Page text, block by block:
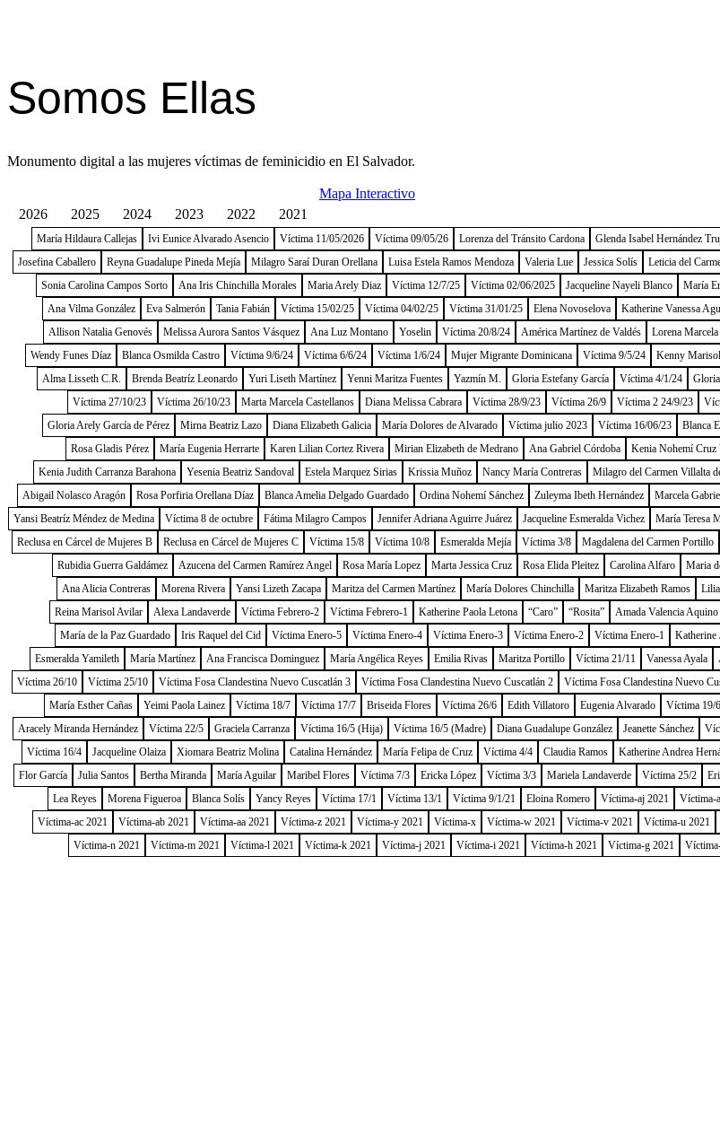
Somos Ellas
Monumento digital a las mujeres víctimas de feminicidio en El Salvador.
Mapa Interactivo
2026
2025 2024 2023 2022 2021
María Hildaura Callejas Ivi Eunice Alvarado Asencio Víctima 11/05/2026 Víctima 09/05/26 Lorenza del Tránsito Cardona Glenda Isabel Hernández
Josefina Caballero
Reyna Guadalupe Pineda Mejía Milagro Saraí Duran Orellana Luisa Estela Ramos Mendoza Valeria Lue Jessica Solís Leticia del
Sonia Carolina Campos Sorto
Ana Iris Chinchilla Morales Maria Arely Diaz Víctima 12/7/25 Víctima 02/06/2025 Jacqueline Nayeli Blanco María
Ana Vilma González
Eva Salmerón Tania Fabián Víctima 15/02/25 Víctima 04/02/25 Víctima 31/01/25 Elena Novoselova Katherine Vanessa
Allison Natalia Genovés
Melissa Aurora Santos Vásquez Ana Luz Montano Yoselin Víctima 20/8/24 América Martínez de Valdés Lorena
Wendy Funes Díaz
Blanca Osmilda Castro Víctima 9/6/24 Víctima 6/6/24 Víctima 1/6/24 Mujer Migrante Dominicana Víctima 9/5/24 Kenny
Alma Lisseth C.R.
Brenda Beatríz Leonardo Yuri Liseth Martínez Yenni Maritza Fuentes Yazmín M. Gloria Estefany García Víctima 4/1/24
Víctima 27/10/23
Víctima 26/10/23 Marta Marcela Castellanos Diana Melissa Cabrara Víctima 28/9/23 Víctima 26/9 Víctima 2 24/9/23
Gloria Arely García de Pérez
Mirna Beatriz Lazo Diana Elizabeth Galicia María Dolores de Alvarado Víctima julio 2023 Víctima 16/06/23 Blanca
Rosa Gladis Pérez
María Eugenia Herrarte Karen Lilian Cortez Rivera Mirian Elizabeth de Medrano Ana Gabriel Córdoba Kenia Nohemí Cruz
Kenia Judith Carranza Barahona
Yesenia Beatriz Sandoval Estela Marquez Sirias Krissia Muñoz Nancy María Contreras Milagro del Carmen Villalta
Abigail Nolasco Aragón
Rosa Porfiria Orellana Díaz Blanca Amelia Delgado Guardado Ordina Nohemí Sánchez Zuleyma Ibeth Hernández Marcela
Yansi Beatríz Méndez de Medina
Víctima 8 de octubre Fátima Milagro Campos Jennifer Adriana Aguirre Juárez Jacqueline Esmeralda Vichez María Teresa
Reclusa en Cárcel de Mujeres B
Reclusa en Cárcel de Mujeres C Víctima 15/8 Víctima 10/8 Esmeralda Mejía Víctima 3/8 Magdalena del Carmen Portillo
Rubidia Guerra Galdámez
Azucena del Carmen Ramírez Angel Rosa María Lopez Marta Jessica Cruz Rosa Elida Pleitez Carolina Alfaro Maria
Ana Alicia Contreras
Morena Rivera Yansi Lizeth Zacapa Maritza del Carmen Martínez María Dolores Chinchilla Maritza Elizabeth Ramos
Reina Marisol Avilar
Alexa Landaverde Víctima Febrero-2 Víctima Febrero-1 Katherine Paola Letona “Caro” “Rosita” Amada Valencia Aquino
María de la Paz Guardado
Iris Raquel del Cid Víctima Enero-5 Víctima Enero-4 Víctima Enero-3 Víctima Enero-2 Víctima Enero-1 Katherine
Esmeralda Yamileth
María Martínez Ana Francisca Dominguez María Angélica Reyes Emilia Rivas Maritza Portillo Víctima 21/11 Vanessa Ayala
Víctima 26/10
Víctima 25/10 Víctima Fosa Clandestina Nuevo Cuscatlán 3 Víctima Fosa Clandestina Nuevo Cuscatlán 2 Víctima Fosa Clandestina Nuevo
María Esther Cañas
Yeimi Paola Lainez Víctima 18/7 Víctima 17/7 Briseida Flores Víctima 26/6 Edith Villatoro Eugenia Alvarado Víctima 19/6
Aracely Miranda Hernández
Víctima 22/5 Graciela Carranza Víctima 16/5 (Hija) Víctima 16/5 (Madre) Diana Guadalupe González Jeanette Sánchez
Víctima 16/4
Jacqueline Olaiza Xiomara Beatriz Molina Catalina Hernández María Felipa de Cruz Víctima 4/4 Claudia Ramos Katherine Andrea
Flor García
Julia Santos Bertha Miranda María Aguilar Maribel Flores Víctima 7/3 Ericka López Víctima 3/3 Mariela Landaverde Víctima 25/2
Lea Reyes
Morena Figueroa Blanca Solís Yancy Reyes Víctima 17/1 Víctima 13/1 Víctima 9/1/21 Eloina Romero Víctima-aj 2021 Víctima-
Víctima-ac 2021
Víctima-ab 2021 Víctima-aa 2021 Víctima-z 2021 Víctima-y 2021 Víctima-x Víctima-w 2021 Víctima-v 2021 Víctima-u 2021
Víctima-n 2021
Víctima-m 2021 Víctima-l 2021 Víctima-k 2021 Víctima-j 2021 Víctima-i 2021 Víctima-h 2021 Víctima-g 2021